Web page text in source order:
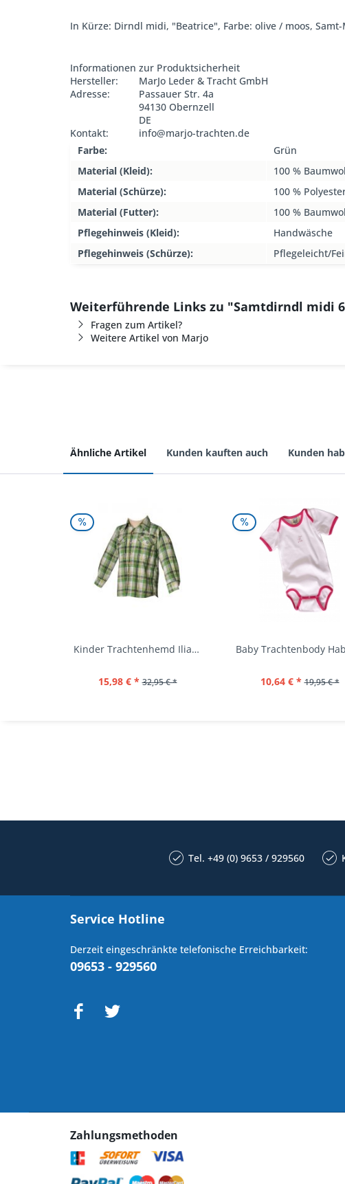
In Kürze: Dirndl midi, "Beatrice", Farbe: olive / moos,
Informationen zur Produktsicherheit
Hersteller:
MarJo Leder & Tracht GmbH
Adresse:
Passauer Str. 4a
94130 Obernzell
DE
Kontakt:
info@marjo-trachten.de
Farbe:
Grün
Material (Kleid):
100 %
Material (Schürze):
100 %
Material (Futter):
100 %
Pflegehinweis (Kleid):
Handwäsche
Pflegehinweis (Schürze):
Pflegeleicht/
Weiterführende Links zu "Samtdirndl midi
Fragen zum Artikel?
Weitere Artikel von Marjo
Ähnliche Artikel Kunden kauften auch Kunden
Kinder Trachtenhemd Ilias giftgrün langarm...
15,98 € * 32,95 € * 10,64 € * 19,95 € *
Tel. +49 (0) 9653 / 929560
Service Hotline
Derzeit eingeschränkte telefonische Erreichbarkeit:
09653 - 929560
Zahlungsmethoden